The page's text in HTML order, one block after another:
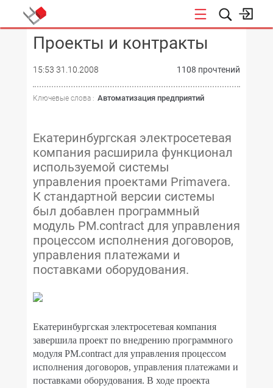
КОНФЕРЕНЦИИ
Проекты и контракты
15:53 31.10.2008 1108 прочтений
Ключевые слова : Автоматизация предприятий
Екатеринбургская электросетевая
компания расширила функционал
используемой системы
управления проектами Primavera.
К стандартной версии системы
был добавлен программный
модуль PM.contract для управления
процессом исполнения договоров,
управления платежами и
поставками оборудования.
Екатеринбургская электросетевая компания
завершила проект по внедрению программного
модуля PM.contract для управления процессом
исполнения договоров, управления платежами и
поставками оборудования. В ходе проекта